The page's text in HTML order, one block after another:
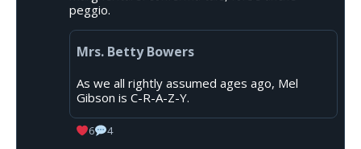
peggio.
Mrs. Betty Bowers
As we all rightly assumed ages ago, Mel
Gibson is C-R-A-Z-Y.
6 4